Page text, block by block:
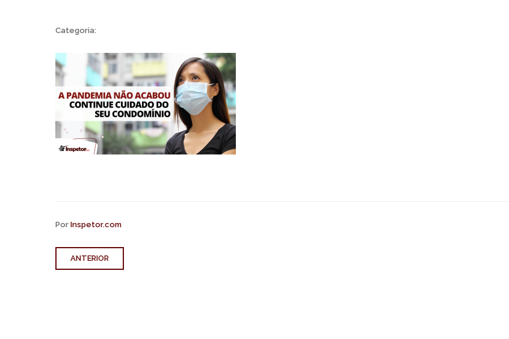
Categoria:
Por Inspetor.com
ANTERIOR